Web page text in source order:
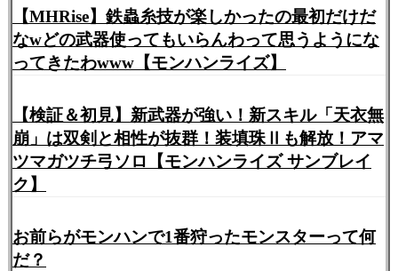
【MHRise】鉄蟲糸技が楽しかったの最初だけだ
なwどの武器使ってもいらんわって思うようにな
ってきたわwww【モンハンライズ】
【検証＆初見】新武器が強い！新スキル「天衣無
崩」は双剣と相性が抜群！装填珠Ⅱも解放！アマ
ツマガツチ弓ソロ【モンハンライズ サンブレイ
ク】
お前らがモンハンで1番狩ったモンスターって何
だ？